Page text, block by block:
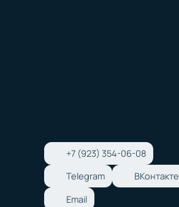
+7 (923) 354-06-08
Telegram
ВКонтакте
Email